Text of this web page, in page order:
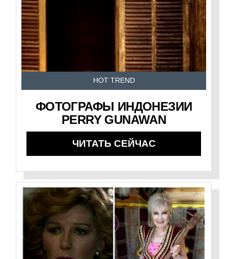
HOT TREND
ФОТОГРАФЫ ИНДОНЕЗИИ
PERRY GUNAWAN
ЧИТАТЬ СЕЙЧАС